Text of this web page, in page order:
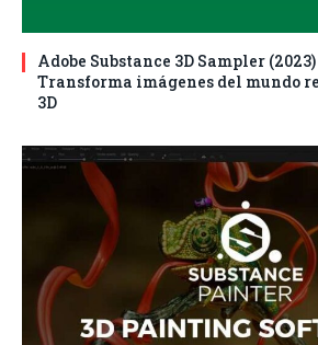
Adobe Substance 3D Sampler
Transforma imágenes del mundo
3D